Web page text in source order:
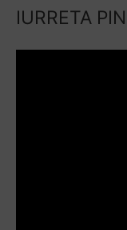
IURRETA